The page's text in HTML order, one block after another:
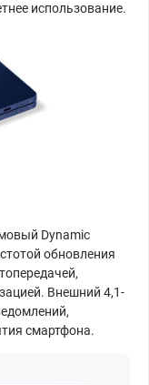
использование.
Dynamic
обновления
Внешний 4,1-
смартфона.